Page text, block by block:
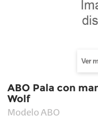
Ver
ABO Pala con
Wolf
Modelo ABO